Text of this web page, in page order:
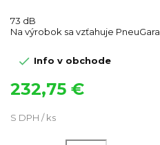
73 dB
Na výrobok sa vzťahuje
 Info v obchode
232,75 €
S DPH / ks